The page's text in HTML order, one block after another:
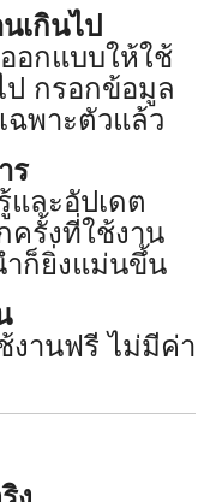
เกินไป
อกแบบให้ใช้
ป กรอกข้อมูล
ฉพาะตัวแล้ว
ร
และอัปเดต
ครั้งที่ใช้งาน
ำก็ยิ่งแม่นขึ้น
งานฟรี ไม่มีค่า